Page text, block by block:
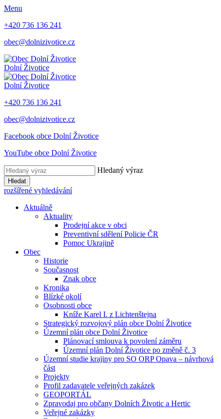
Menu
+420 736 136 241
obec@dolnizivotice.cz
Dolní Životice
Dolní Životice
+420 736 136 241
obec@dolnizivotice.cz
Facebook obce Dolní Životice
YouTube obce Dolní Životice
Hledaný výraz
Hledat
rozšířené vyhledávání
Aktuálně
Aktuality
Prodejní akce v obci
Preventivní sdělení Policie ČR
Pomoc Ukrajině
Obec
Historie
Současnost
Znak obce
Kronika
Blízké okolí
Osobnosti obce
Kníže Karel I. z Lichtenštejna
Strategický rozvojový plán obce Dolní Životice
Územní plán obce Dolní Životice
Plánovací smlouva k povolení záměru
Územní plán Dolní Životice po změně č. 3
Územní studie krajiny pro SO ORP Opava – návrhová
část
Projekty
Profil zadavatele veřejných zakázek
GEOPORTÁL
Zpravodaj pro občany Dolních Životic a Hertic
Veřejné zakázky